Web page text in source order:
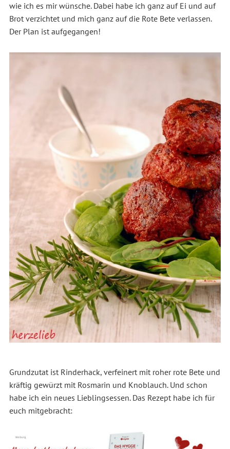
wie ich es mir wünsche. Dabei habe ich ganz auf Ei und auf
Brot verzichtet und mich ganz auf die Rote Bete verlassen.
Der Plan ist aufgegangen!
Grundzutat ist Rinderhack, verfeinert mit roher rote Bete und
kräftig gewürzt mit Rosmarin und Knoblauch. Und schon
habe ich ein neues Lieblingsessen. Das Rezept habe ich für
euch mitgebracht: